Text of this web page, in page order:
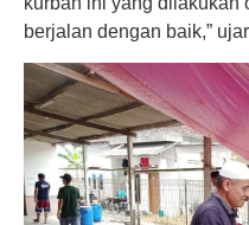
berjalan dengan baik,”